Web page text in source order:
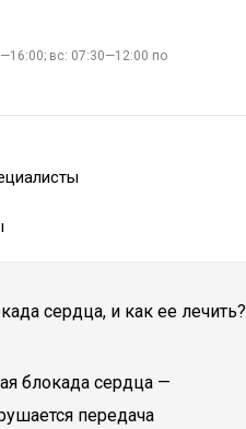
вс: 07:30—12:00 по
сердца, и как ее лечить?
блокада сердца —
передача